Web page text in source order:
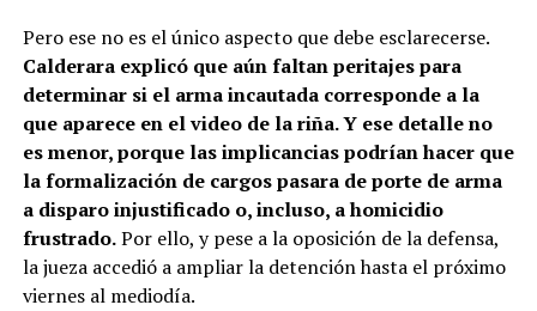
Pero ese no es el único aspecto que debe esclarecerse.
Calderara explicó que aún faltan peritajes para
determinar si el arma incautada corresponde a la
que aparece en el video de la riña. Y ese detalle no
es menor, porque las implicancias podrían hacer que
la formalización de cargos pasara de porte de arma
a disparo injustificado o, incluso, a homicidio
frustrado.Por ello, y pese a la oposición de la defensa,
la jueza accedió a ampliar la detención hasta el próximo
viernes al mediodía.